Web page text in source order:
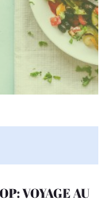
VOYAGE AU